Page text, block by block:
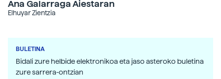
Ana Galarraga Aiestaran
Elhuyar Zientzia
BULETINA
Bidali zure helbide elektronikoa eta jaso asteroko buletina
zure sarrera-ontzian